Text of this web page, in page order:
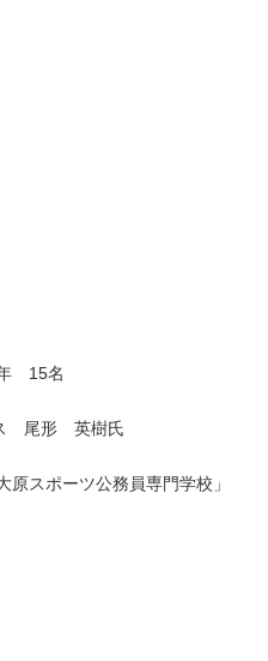
15名
尾形 英樹氏
スポーツ公務員専門学校」